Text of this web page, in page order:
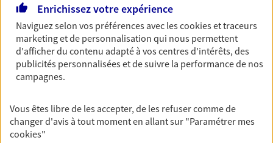
France
2 Place Lafayette, 31210 Montrejeau
Agence accessible
Horaires : Fermé
Ouvre le 10 août à 09:00
Enrichissez votre expérience
Naviguez selon vos préférences avec lescookies et traceurs
marketing et de personnalisation qui nous permettent
d'afficher du contenu adapté à vos centres d'intérêts, des
publicités personnalisées et de suivre la performance de nos
campagnes.
Vous êtes libre de les accepter, de les refuser comme de
changer d'avis à tout moment en allant sur "Paramétrer mes
cookies"